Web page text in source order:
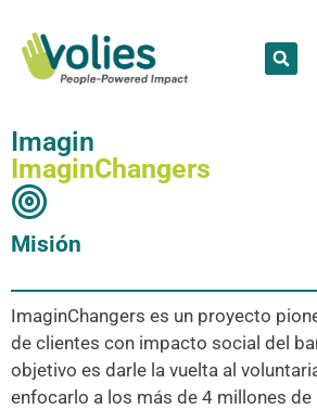
Imagin
ImaginChangers
Misión
ImaginChangers es un proyecto
de clientes con impacto social del
objetivo es darle la vuelta al
enfocarlo a los más de 4 millones de